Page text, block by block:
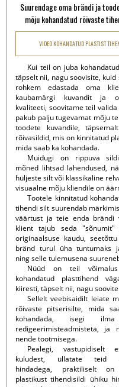
Suurendage oma brändi ja
mõju kohandatud rõivaste
VIDEO KOHANDATUD PLASTIST
Kui teil on juba
täpselt nii, nagu soovisite, kuid
rohkem edastada oma
kaubamärgi kuvandit ja
kvaliteeti, soovitame teil
pakub palju tugevamat mõju
toodete kuvandile,
rõivasildid, mis on kinnitatud
mida saab ka kohandada.
Muidugi on rippuva
mõned lihtsad lahendused,
hüljeste silt või klassikaline
visuaalne mõju kliendile on
Tootele kinnitatud
tihendi silt suurendab
väärtust ja teie enda brändi
klient tajub seda "sõnumit"
originaalsuse kaudu,
bränd turul üha tuntumaks
ning selle tulemusena
Nüüd on teil
kohandatud plasttihend
kiiresti, täpselt nii, nagu
Sellelt veebisaidilt leiate
rõivaste pitserisilte, mida
kohandada, isegi ilma
redigeerimisteadmisteta, ja
nende tootmisega.
Pealegi, vastupidiselt
kuludest, üllatate teid
hindadega, praktiliselt on
plastikust tihendisildi ühiku